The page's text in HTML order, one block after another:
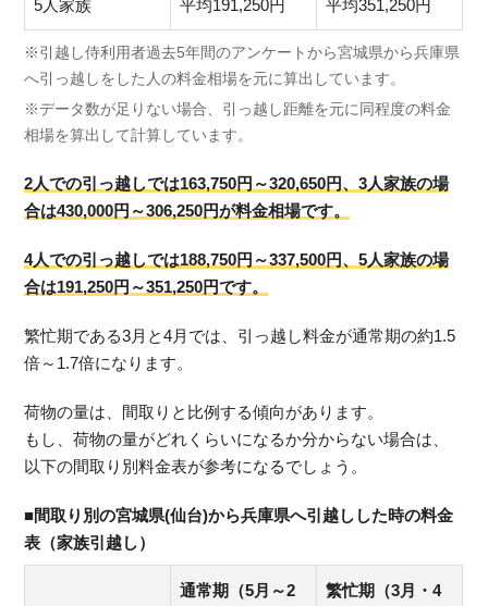
5人家族 平均191,250円 平均351,250円
※引越し侍利用者過去5年間のアンケートから宮城県から兵庫県
へ引っ越しをした人の料金相場を元に算出しています。
※データ数が足りない場合、引っ越し距離を元に同程度の料金
相場を算出して計算しています。
2人での引っ越しでは163,750円～320,650円、3人家族の場
合は430,000円～306,250円が料金相場です。
4人での引っ越しでは188,750円～337,500円、5人家族の場
合は191,250円～351,250円です。
繁忙期である3月と4月では、引っ越し料金が通常期の約1.5
倍～1.7倍になります。
荷物の量は、間取りと比例する傾向があります。
もし、荷物の量がどれくらいになるか分からない場合は、
以下の間取り別料金表が参考になるでしょう。
■間取り別の宮城県(仙台)から兵庫県へ引越しした時の料金
表（家族引越し）
通常期（5月～2
繁忙期（3月・4